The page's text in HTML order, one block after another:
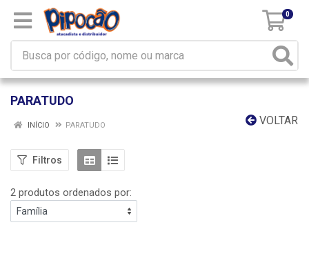
0
PARATUDO
VOLTAR
INÍCIO PARATUDO
Filtros
2 produtos ordenados por: